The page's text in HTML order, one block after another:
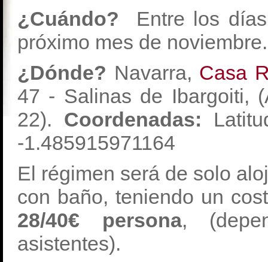
¿Cuándo?
Entre los
próximo mes de noviembre.
¿Dónde? Navarra, Casa
47 - Salinas de Ibargoiti,
22). Coordenadas:
-1.485915971164
El régimen será de solo
con baño, teniendo un
28/40€ persona,
asistentes).